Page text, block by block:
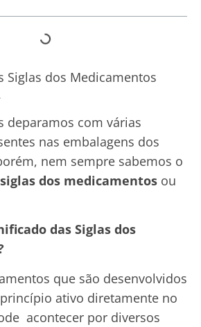
deparamos com várias
nas embalagens dos
nem sempre sabemos o
dos medicamentos ou
das Siglas dos
que são desenvolvidos
ativo diretamente no
acontecer por diversos